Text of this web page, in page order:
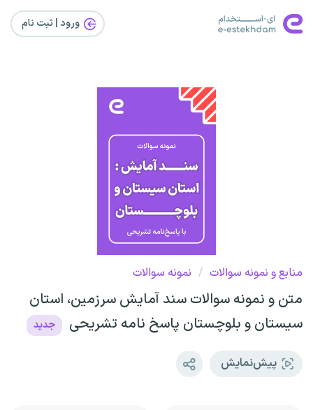
ورود | ثبت‌ نام
منابع و نمونه سوالات / نمونه سوالات
متن و نمونه سوالات سند آمایش سرزمین، استان
سیستان و بلوچستان پاسخ نامه تشریحی
جدید
پیش‌نمایش